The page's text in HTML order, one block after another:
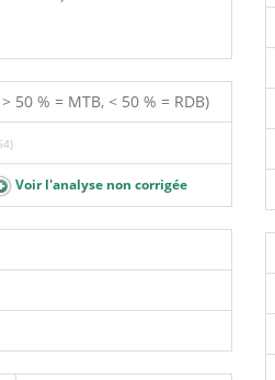
50 % = MTB, < 50 % = RDB)
Voir l'analyse non corrigée